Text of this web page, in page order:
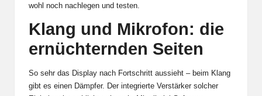
wohl noch nachlegen und testen.
Klang und Mikrofon: die
ernüchternden Seiten
So sehr das Display nach Fortschritt aussieht – beim Klang
gibt es einen Dämpfer. Der integrierte Verstärker solcher